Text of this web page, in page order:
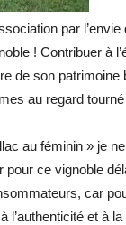
par l’envie
! Contribuer à
de son patrimoine
au regard
au féminin » je
pour ce vignoble
car
l’authenticité et à